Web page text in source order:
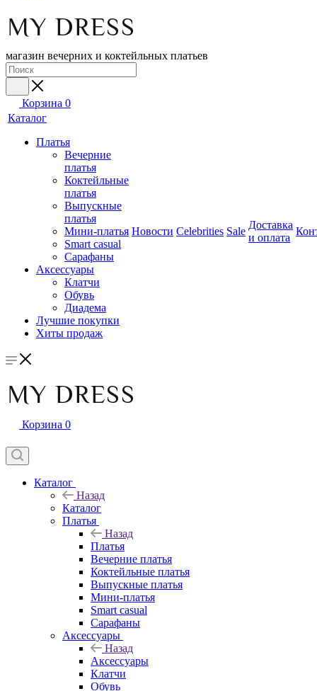
магазин вечерних и коктейльных платьев
Корзина 0
Каталог
Платья
Вечерние
платья
Коктейльные
платья
Выпускные
платья
Мини-платья
Smart casual
Сарафаны
Аксессуары
Клатчи
Обувь
Диадема
Лучшие покупки
Хиты продаж
Новости Celebrities Sale
Доставка
и оплата
Корзина 0
Каталог
Назад
Каталог
Платья
Назад
Платья
Вечерние платья
Коктейльные платья
Выпускные платья
Мини-платья
Smart casual
Сарафаны
Аксессуары
Назад
Аксессуары
Клатчи
Обувь